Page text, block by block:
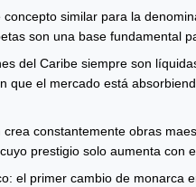
similar para la
son una base fundamental
del Caribe siempre son
el mercado está
constantemente obras
prestigio solo aumenta con
el primer cambio de monarca